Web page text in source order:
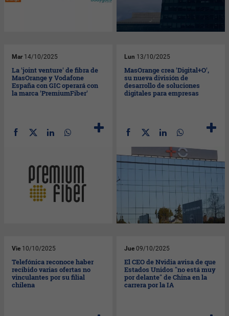
Mar 14/10/2025
La 'joint venture' de fibra de
MasOrange y Vodafone
España con GIC operará con
la marca 'PremiumFiber'
Lun 13/10/2025
MasOrange crea 'Digital+O',
su nueva división de
desarrollo de soluciones
digitales para empresas
Vie 10/10/2025
Telefónica reconoce haber
recibido varias ofertas no
vinculantes por su filial
chilena
Jue 09/10/2025
El CEO de Nvidia avisa de que
Estados Unidos "no está muy
por delante" de China en la
carrera por la IA